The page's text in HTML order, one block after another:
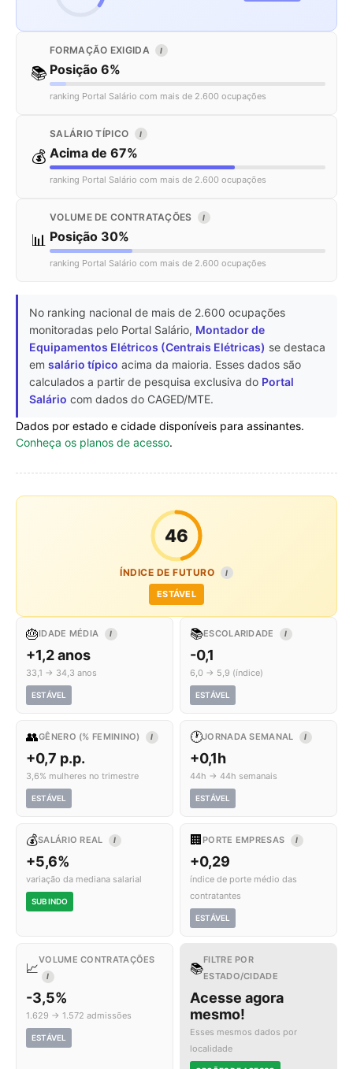
📚
FORMAÇÃO EXIGIDA I
Posição 6%
ranking Portal Salário com mais de 2.600 ocupações
💰
SALÁRIO TÍPICO I
Acima de 67%
ranking Portal Salário com mais de 2.600 ocupações
📊
VOLUME DE CONTRATAÇÕES I
Posição 30%
ranking Portal Salário com mais de 2.600 ocupações
No ranking nacional de mais de 2.600 ocupações
monitoradas pelo Portal Salário, Montador de
Equipamentos Elétricos (Centrais Elétricas) se destaca
em salário típico acima da maioria. Esses dados são
calculados a partir de pesquisa exclusiva do Portal
Salário com dados do CAGED/MTE.
Dados por estado e cidade disponíveis para assinantes.
Conheça os planos de acesso.
46
ÍNDICE DE FUTURO I
ESTÁVEL
🎂IDADE MÉDIA I
+1,2 anos
33,1 → 34,3 anos
ESTÁVEL
📚ESCOLARIDADE I
-0,1
6,0 → 5,9 (índice)
ESTÁVEL
👥GÊNERO (% FEMININO) I
+0,7 p.p.
3,6% mulheres no trimestre
ESTÁVEL
🕐JORNADA SEMANAL I
+0,1h
44h → 44h semanais
ESTÁVEL
💰SALÁRIO REAL I
+5,6%
variação da mediana salarial
SUBINDO
🏢 PORTE EMPRESAS I
+0,29
índice de porte médio das
contratantes
ESTÁVEL
📈
VOLUME CONTRATAÇÕES
I
-3,5%
1.629 → 1.572 admissões
ESTÁVEL
📚
FILTRE POR
ESTADO/CIDADE
Acesse agora
mesmo!
Esses mesmos dados por
localidade